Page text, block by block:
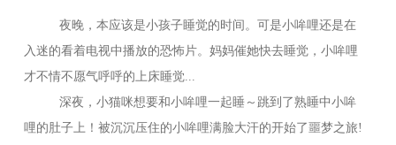
夜晚，本应该是小孩子睡觉的时间。可是小哞哩还是在
入迷的看着电视中播放的恐怖片。妈妈催她快去睡觉，小哞哩
才不情不愿气呼呼的上床睡觉...
深夜，小猫咪想要和小哞哩一起睡～跳到了熟睡中小哞
哩的肚子上！被沉沉压住的小哞哩满脸大汗的开始了噩梦之旅!